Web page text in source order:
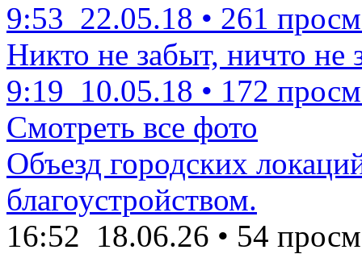
9:53 22.05.18 • 261
Никто не забыт, ничто не
9:19 10.05.18 • 172
Смотреть все фото
Объезд городских
благоустройством.
16:52 18.06.26 • 54